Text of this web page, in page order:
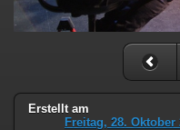
Erstellt am
Freitag, 28. Oktober